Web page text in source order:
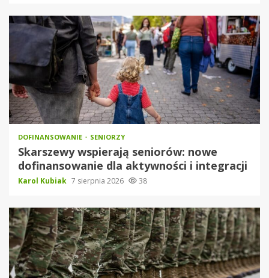
DOFINANSOWANIE SENIORZY
Skarszewy wspierają seniorów: nowe
dofinansowanie dla aktywności i integracji
Karol Kubiak 7 sierpnia 2026 38